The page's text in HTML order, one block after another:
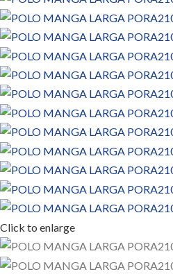
Click to enlarge